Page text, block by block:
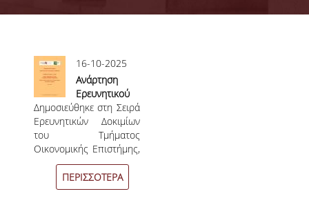
ΕΠΙΤΙΜΟΙ ΔΙΔΑΚΤΟΡΕΣ
ΜΕΤΑΔΙΔΑΚΤΟΡΕΣ
ΕΙΔΙΚΟ ΠΡΟΣΩΠΙΚΟ
ΑΚΑΔΗΜΑΪΚΟΙ ΥΠΟΤΡΟΦΟΙ
ΕΝΤΕΤΑΛΜΕΝΟΙ ΔΙΔΑΣΚΟΝΤΕΣ
16-10-2025
Ανάρτηση
Ερευνητικού
Δοκιμίου no
19/25
Δημοσιεύθηκε στη Σειρά
Ερευνητικών Δοκιμίων
του Τμήματος
Οικονομικής Επιστήμης,
το Ερευνητικό
Δοκίμιο no 19/25 με
τίτλο "Robust
ΠΕΡΙΣΣΟΤΕΡΑ
Σελίδες